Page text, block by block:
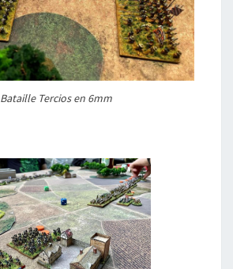
Bataille Tercios en 6mm